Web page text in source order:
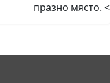
празно място.